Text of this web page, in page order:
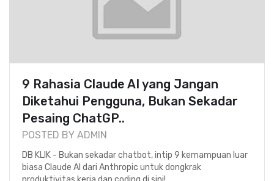
9 Rahasia Claude AI yang Jangan
Diketahui Pengguna, Bukan Sekadar
Pesaing ChatGP..
POSTED BY ADMIN
DB KLIK - Bukan sekadar chatbot, intip 9 kemampuan luar
biasa Claude AI dari Anthropic untuk dongkrak